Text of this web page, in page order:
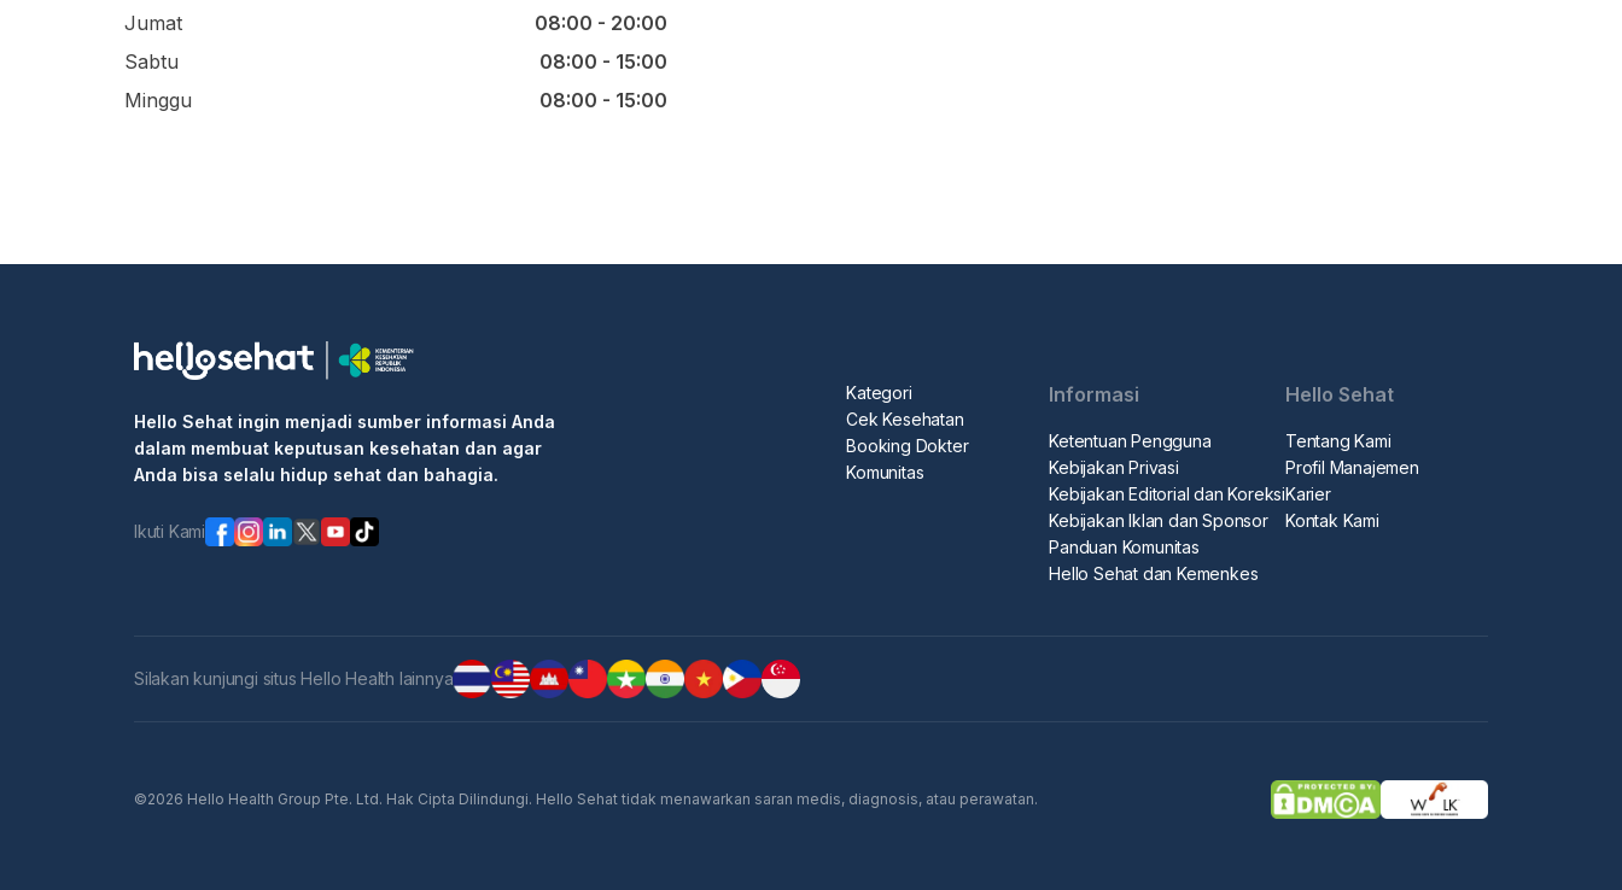
Jumat
08:00 - 20:00
Sabtu
08:00 - 15:00
Minggu
08:00 - 15:00
Hello Sehat ingin menjadi sumber informasi Anda
dalam membuat keputusan kesehatan dan agar
Anda bisa selalu hidup sehat dan bahagia.
Ikuti Kami
Kategori
Cek Kesehatan
Booking Dokter
Komunitas
Informasi
Ketentuan Pengguna
Kebijakan Privasi
Kebijakan Editorial dan Koreksi
Kebijakan Iklan dan Sponsor
Panduan Komunitas
Hello Sehat dan Kemenkes
Hello Sehat
Tentang Kami
Profil Manajemen
Karier
Kontak Kami
Silakan kunjungi situs Hello Health lainnya
©2026 Hello Health Group Pte. Ltd. Hak Cipta Dilindungi. Hello Sehat tidak menawarkan saran medis, diagnosis, atau perawatan.